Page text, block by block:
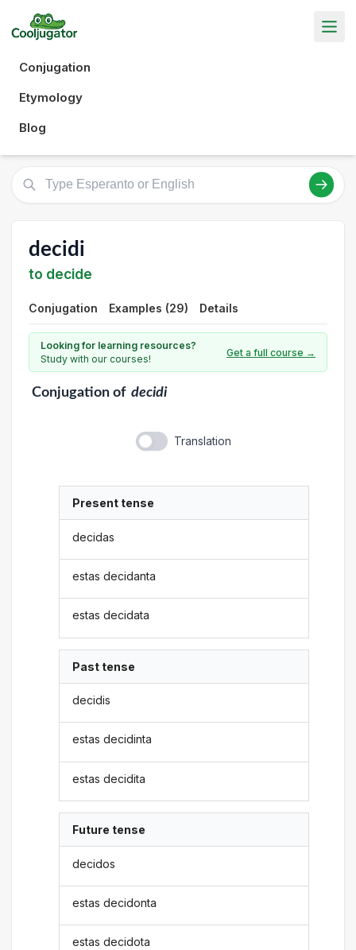
Conjugation
Etymology
Blog
decidi
to decide
Conjugation Examples (29) Details
Looking for learning resources?
Study with our courses!
Get a full course →
Conjugationof decidi
Translation
Present tense
decidas
estas decidanta
estas decidata
Past tense
decidis
estas decidinta
estas decidita
Future tense
decidos
estas decidonta
estas decidota